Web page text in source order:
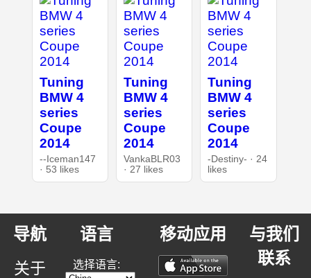
Tuning
BMW 4
series
Coupe
2014
--Iceman147
· 53 likes
Tuning
BMW 4
series
Coupe
2014
VankaBLR03
· 27 likes
Tuning
BMW 4
series
Coupe
2014
-Destiny- · 24
likes
导航
关于
语言
选择语言:
移动应用
与我们
联系